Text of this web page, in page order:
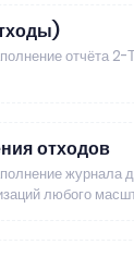
отчёта
отходов
журнала
любого